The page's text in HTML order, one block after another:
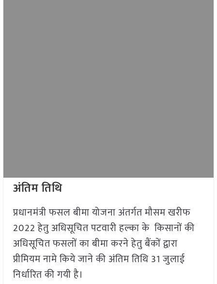
अंतिम तिथि
प्रधानमंत्री फसल बीमा योजना अंतर्गत मौसम खरीफ
2022 हेतु अधिसूचित पटवारी हल्का के किसानों की
अधिसूचित फसलों का बीमा करने हेतु बैंकों द्वारा
प्रीमियम नामे किये जाने की अंतिम तिथि 31 जुलाई
निर्धारित की गयी है।